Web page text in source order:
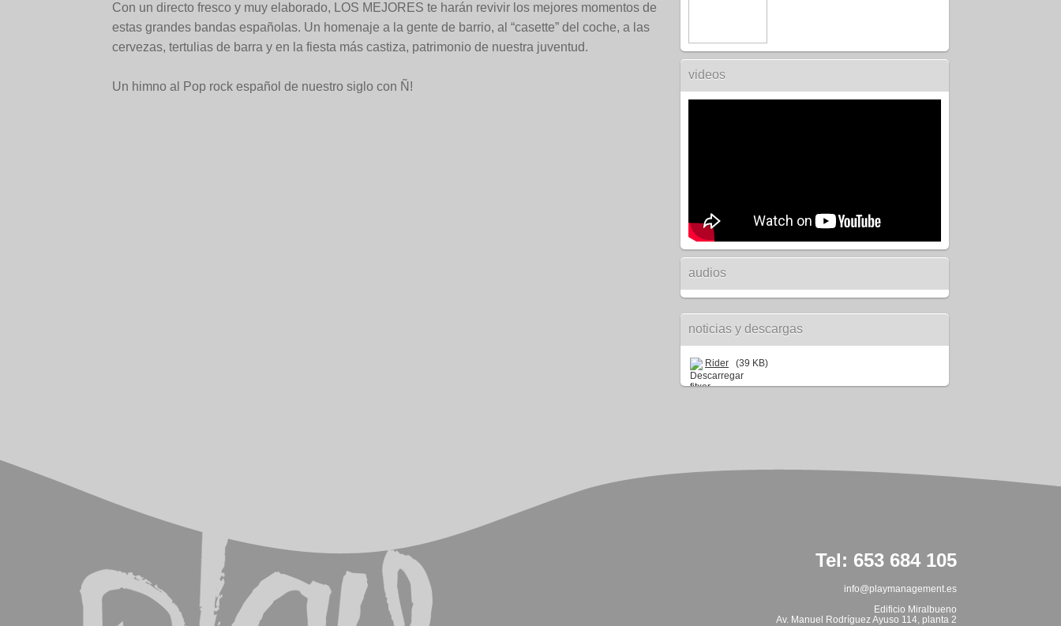
Con un directo fresco y muy elaborado, LOS MEJORES te harán revivir los mejores momentos de
estas grandes bandas españolas. Un homenaje a la gente de barrio, al “casette” del coche, a las
cervezas, tertulias de barra y en la fiesta más castiza, patrimonio de nuestra juventud.
Un himno al Pop rock español de nuestro siglo con Ñ!
videos
audios
noticias y descargas
Rider (39 KB)
Tel: 653 684 105
info@playmanagement.es
Edificio Miralbueno
Av. Manuel Rodríguez Ayuso 114, planta 2